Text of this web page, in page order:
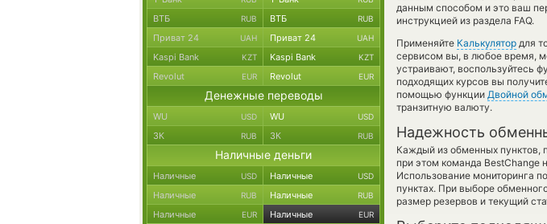
данным способом и это ваш
инструкцией из раздела FAQ.
Применяйте Калькулятор для
сервисом вы, в любое время,
устраивают, воспользуйтесь
подходящих курсов вы
помощью функции Двойной
транзитную валюту.
Надежность
Каждый из обменных пунктов,
при этом команда BestChange
Использование мониторинга
пунктах. При выборе
размер резервов и текущий
ВТБ RUB ВТБ RUB
Приват 24 UAH Приват 24 UAH
Kaspi Bank KZT Kaspi Bank KZT
Revolut EUR Revolut EUR
Денежные переводы
WU USD WU USD
ЗК RUB ЗК RUB
Наличные деньги
Наличные USD Наличные USD
Наличные RUB Наличные RUB
Наличные EUR Наличные EUR